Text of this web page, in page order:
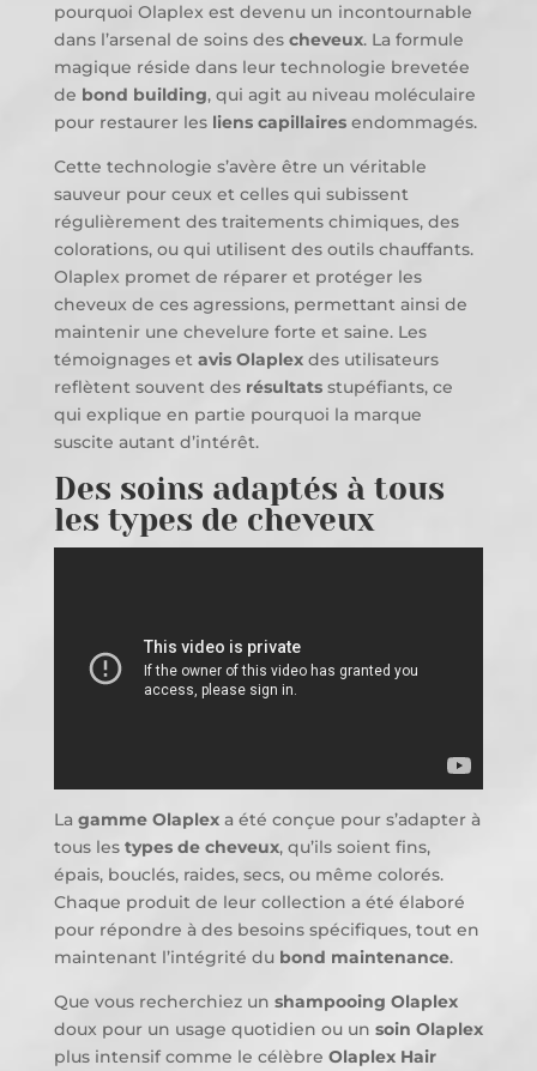
pourquoi Olaplex est devenu un incontournable
dans l’arsenal de soins des cheveux. La formule
magique réside dans leur technologie brevetée
de bond building, qui agit au niveau moléculaire
pour restaurer les liens capillairesendommagés.
Cette technologie s’avère être un véritable
sauveur pour ceux et celles qui subissent
régulièrement des traitements chimiques, des
colorations, ou qui utilisent des outils chauffants.
Olaplex promet de réparer et protéger les
cheveux de ces agressions, permettant ainsi de
maintenir une chevelure forte et saine. Les
témoignages et avis Olaplexdes utilisateurs
reflètent souvent des résultatsstupéfiants, ce
qui explique en partie pourquoi la marque
suscite autant d’intérêt.
Des soins adaptés à tous
les types de cheveux
La gamme Olaplexa été conçue pour s’adapter à
tous les types de cheveux, qu’ils soient fins,
épais, bouclés, raides, secs, ou même colorés.
Chaque produit de leur collection a été élaboré
pour répondre à des besoins spécifiques, tout en
maintenant l’intégrité du bond maintenance.
Que vous recherchiez un shampooing Olaplex
doux pour un usage quotidien ou un soin Olaplex
plus intensif comme le célèbre Olaplex Hair